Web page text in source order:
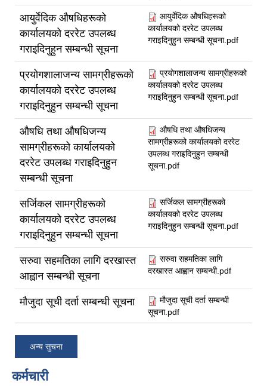
आयुर्वेदिक औषधिहरूको
कार्यालयको दररेट उपलब्ध
गराइदिनुहुन सम्बन्धी सूचना
आयुर्वेदिक औषधिहरूको
कार्यालयको दररेट उपलब्ध
गराइदिनुहुन सम्बन्धी सूचना.pdf
प्रयोगशालाजन्य सामग्रीहरूको
कार्यालयको दररेट उपलब्ध
गराइदिनुहुन सम्बन्धी सूचना
प्रयोगशालाजन्य सामग्रीहरूको
कार्यालयको दररेट उपलब्ध
गराइदिनुहुन सम्बन्धी सूचना.pdf
औषधि तथा औषधिजन्य
सामग्रीहरूको कार्यालयको
दररेट उपलब्ध गराइदिनुहुन
सम्बन्धी सूचना
औषधि तथा औषधिजन्य
सामग्रीहरूको कार्यालयको दररेट
उपलब्ध गराइदिनुहुन सम्बन्धी
सूचना.pdf
सर्जिकल सामग्रीहरूको
कार्यालयको दररेट उपलब्ध
गराइदिनुहुन सम्बन्धी सूचना
सर्जिकल सामग्रीहरूको
कार्यालयको दररेट उपलब्ध
गराइदिनुहुन सम्बन्धी सूचना.pdf
सरुवा सहमतिका लागि दरखास्त
आह्वान सम्बन्धी सूचना
सरुवा सहमतिका लागि
दरखास्त आह्वान सम्बन्धी.pdf
मौजुदा सूची दर्ता सम्बन्धी सूचना
मौजुदा सूची दर्ता सम्बन्धी
सूचना.pdf
अन्य सुचना
कर्मचारी